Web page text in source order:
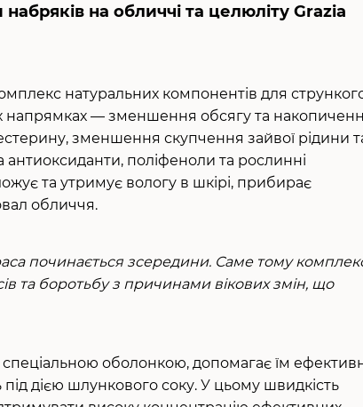
на обличчі та целюліту Grazia
натуральних компонентів для
напрямках — зменшення обсягу та
зменшення скупчення зайвої рідини
антиоксиданти, поліфеноли та рослинні
та утримує вологу в шкірі, прибирає
обличчя.
починається зсередини. Саме тому
та боротьбу з причинами вікових змін, що
спеціальною оболонкою, допомагає їм
дією шлункового соку. У цьому швидкість